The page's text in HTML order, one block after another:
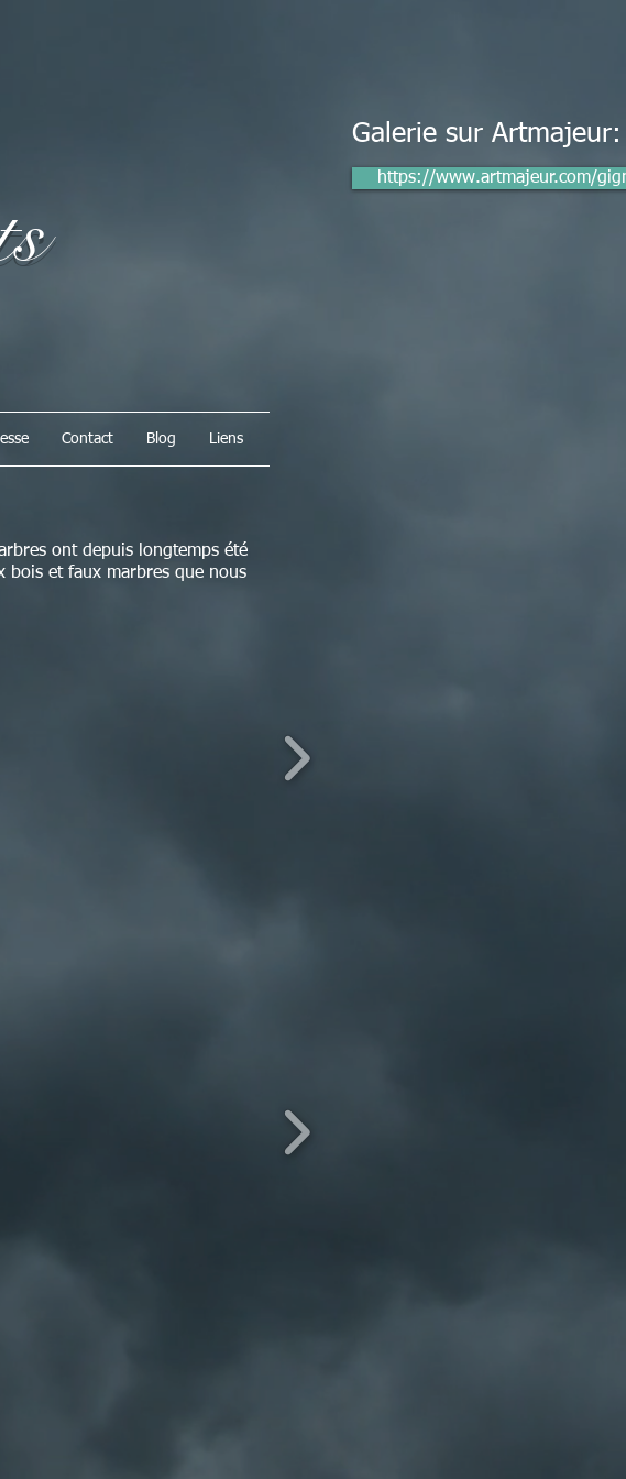
Galerie sur
https://www.artmajeur.com/
Contact Blog Liens
ont depuis longtemps été
bois et faux marbres que nous